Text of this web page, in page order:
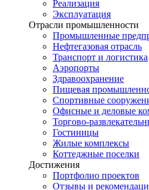
Реализация
Эксплуатация
Отрасли промышленности
Промышленные
Нефтегазовая отрасль
Транспорт и логистика
Аэропорты
Здравоохранение
Пищевая
Спортивные
Офисные и деловые
Торгово-
Гостиницы
Жилые комплексы
Коттеджные поселки
Достижения
Портфолио проектов
Отзывы и